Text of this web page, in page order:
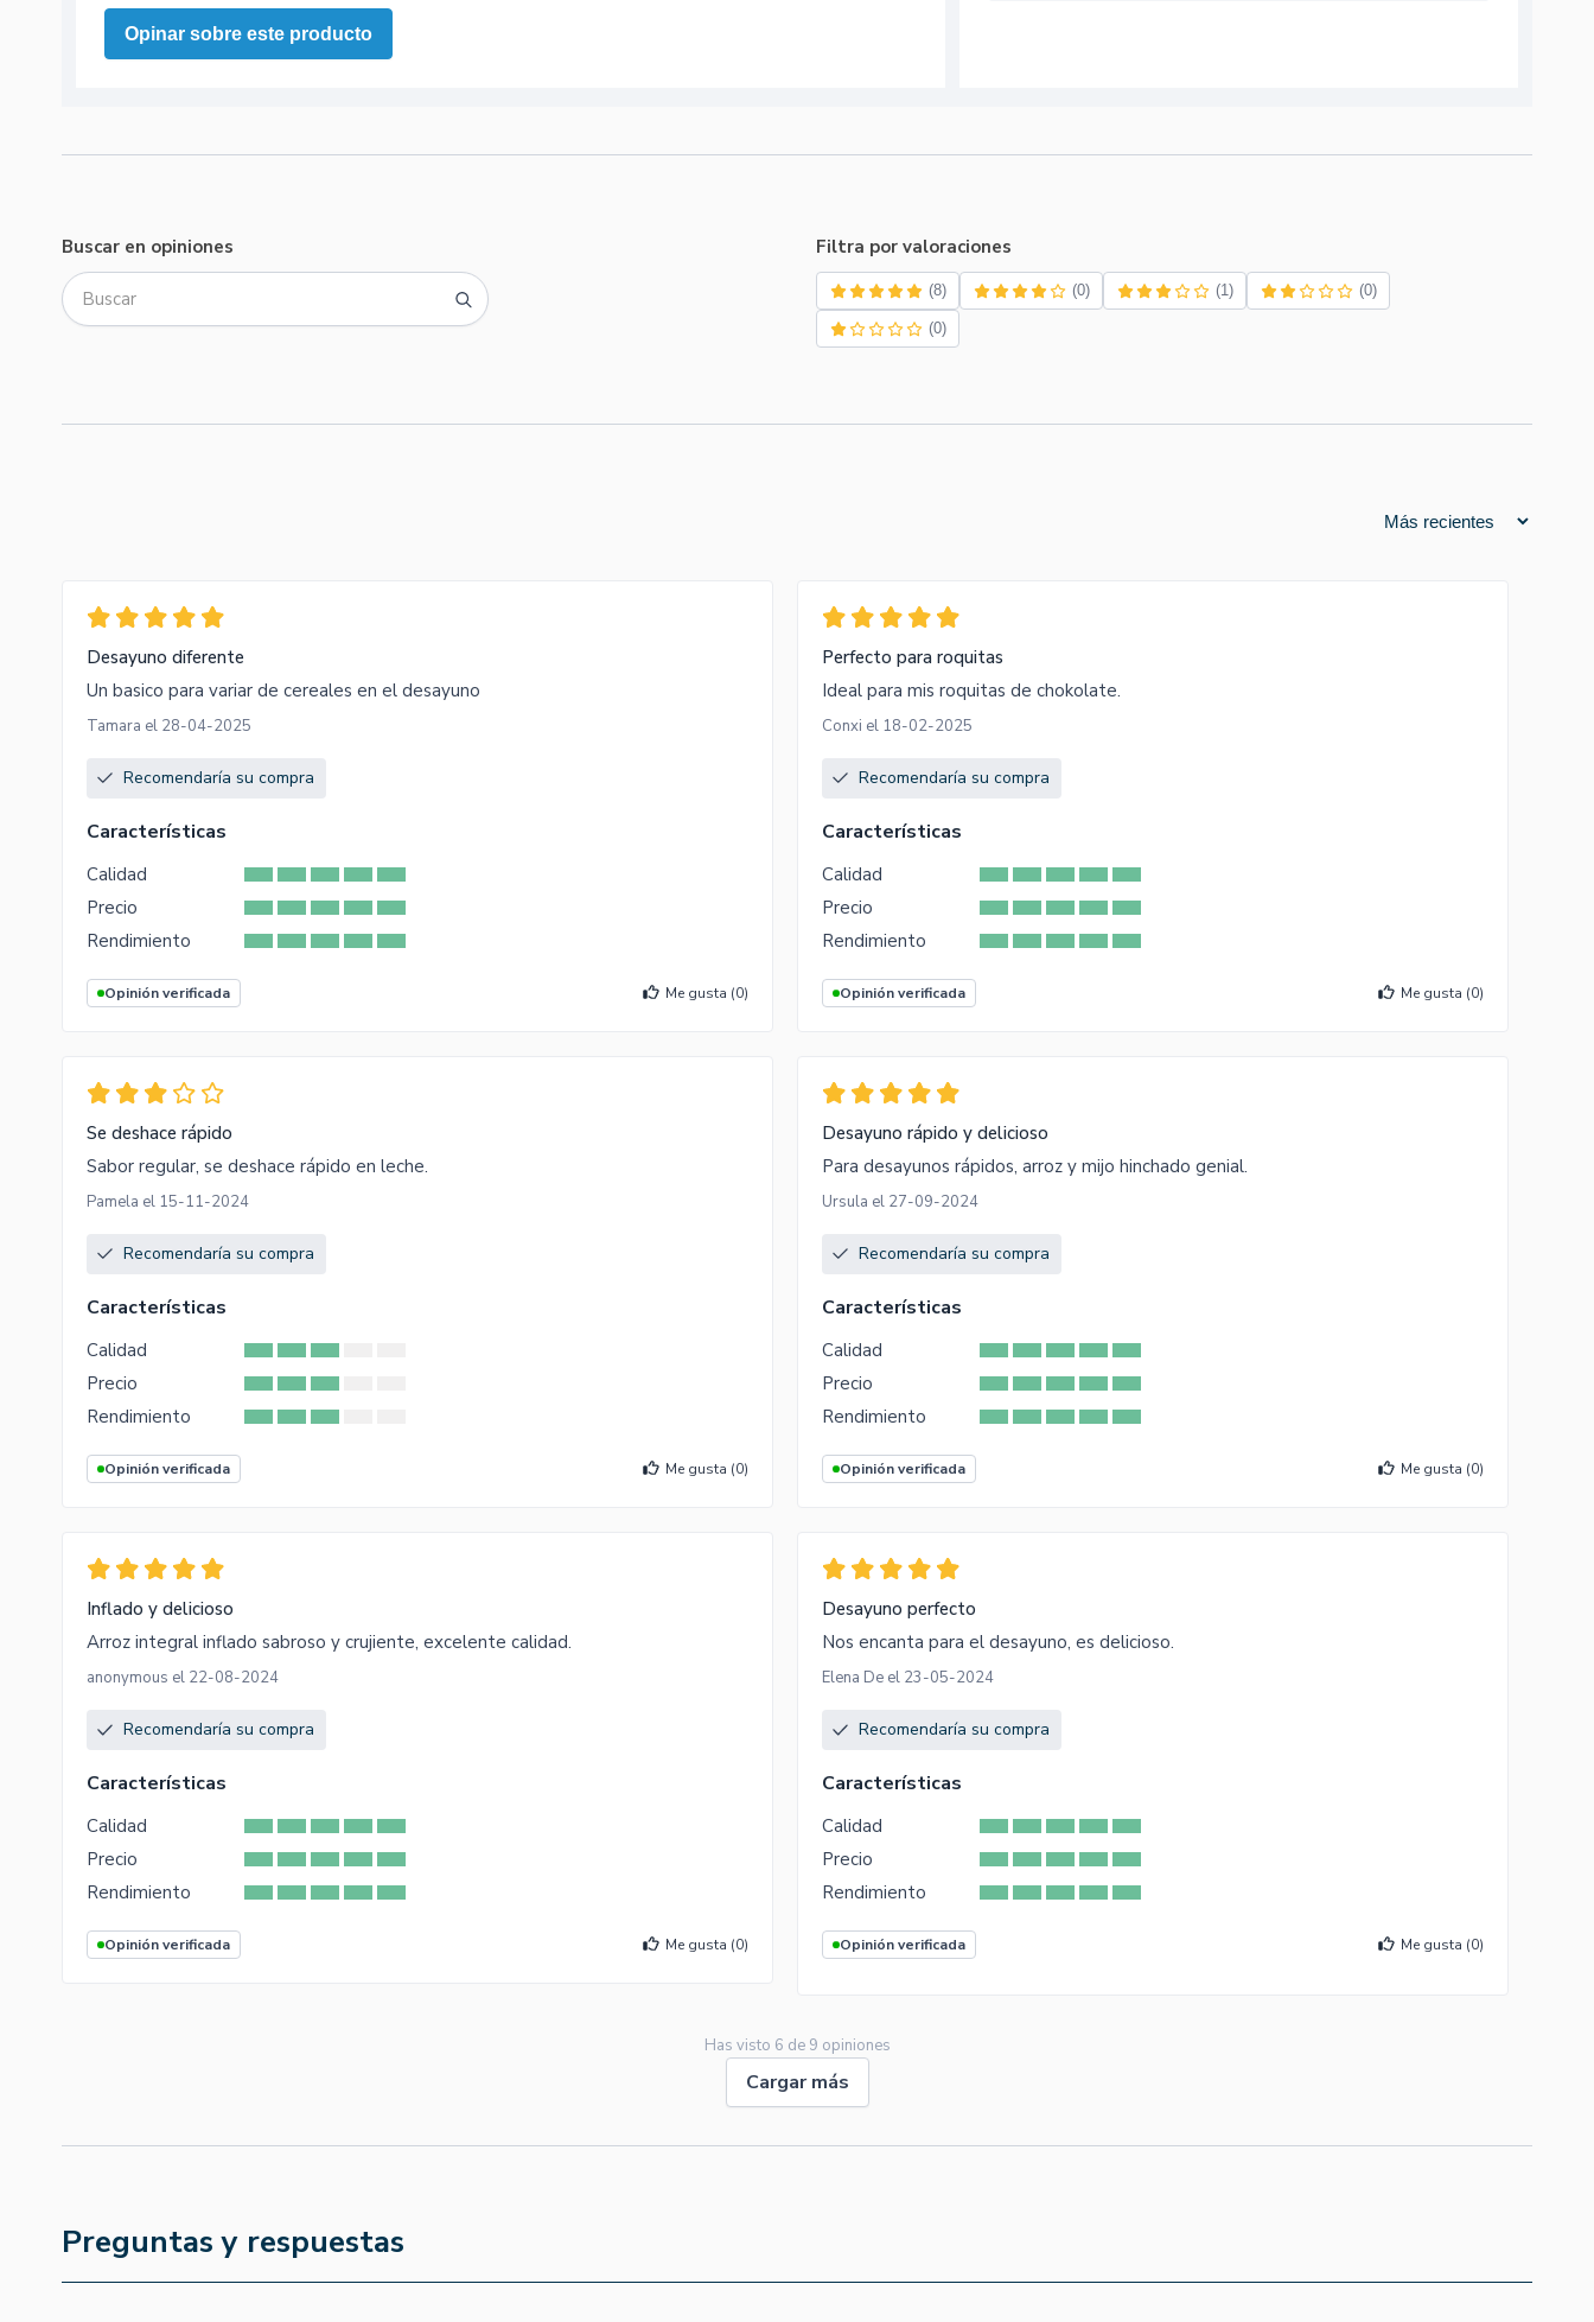
Opinar sobre este producto
Buscar en opiniones Filtra por valoraciones
(8) (0) (1) (0)
(0)
Desayuno diferente
Un basico para variar de cereales en el desayuno
Tamara el 28-04-2025
Recomendaría su compra
Características
Calidad
Precio
Rendimiento
Opinión verificada Me gusta (0)
Perfecto para roquitas
Ideal para mis roquitas de chokolate.
Conxi el 18-02-2025
Recomendaría su compra
Características
Calidad
Precio
Rendimiento
Opinión verificada Me gusta (0)
Se deshace rápido
Sabor regular, se deshace rápido en leche.
Pamela el 15-11-2024
Recomendaría su compra
Características
Calidad
Precio
Rendimiento
Opinión verificada Me gusta (0)
Desayuno rápido y delicioso
Para desayunos rápidos, arroz y mijo hinchado genial.
Ursula el 27-09-2024
Recomendaría su compra
Características
Calidad
Precio
Rendimiento
Opinión verificada Me gusta (0)
Inflado y delicioso
Arroz integral inflado sabroso y crujiente, excelente calidad.
anonymous el 22-08-2024
Recomendaría su compra
Características
Calidad
Precio
Rendimiento
Opinión verificada Me gusta (0)
Desayuno perfecto
Nos encanta para el desayuno, es delicioso.
Elena De el 23-05-2024
Recomendaría su compra
Características
Calidad
Precio
Rendimiento
Opinión verificada Me gusta (0)
Has visto 6 de 9 opiniones
Cargar más
Preguntas y respuestas